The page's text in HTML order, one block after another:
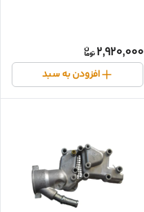
2,920,000
افزودن به سبد